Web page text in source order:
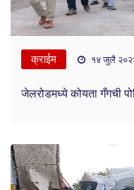
क्राईम १४ जुलै
जेलरोडमध्ये कोयता गँगची